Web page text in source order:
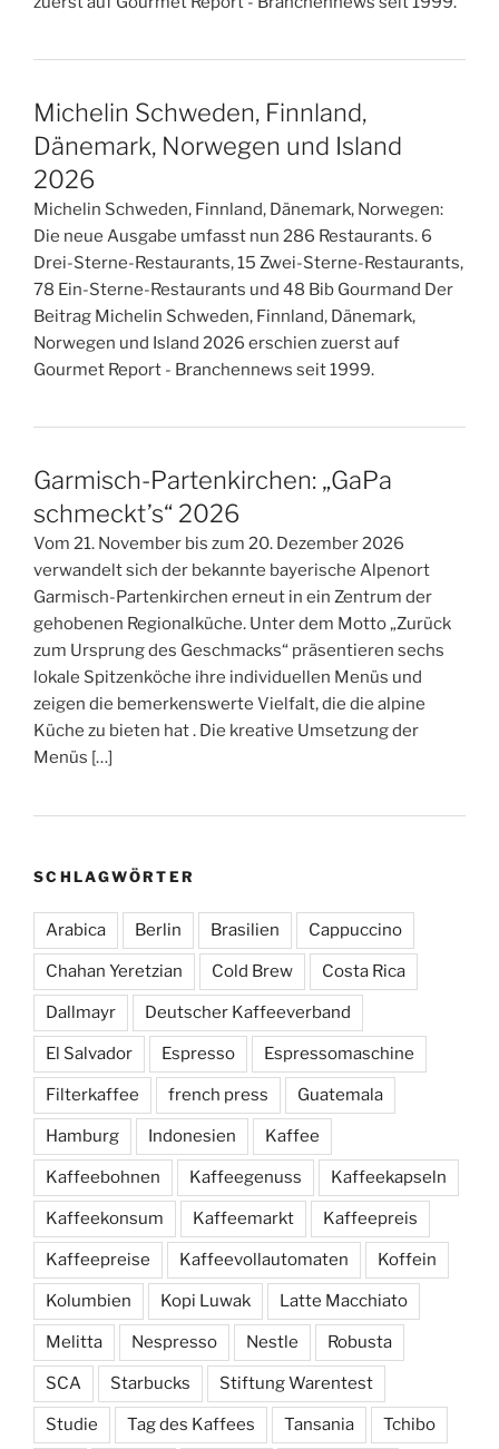
Michelin Schweden, Finnland,
Dänemark, Norwegen und Island
2026
Michelin Schweden, Finnland, Dänemark, Norwegen:
Die neue Ausgabe umfasst nun 286 Restaurants. 6
Drei-Sterne-Restaurants, 15 Zwei-Sterne-Restaurants,
78 Ein-Sterne-Restaurants und 48 Bib Gourmand Der
Beitrag Michelin Schweden, Finnland, Dänemark,
Norwegen und Island 2026 erschien zuerst auf
Gourmet Report - Branchennews seit 1999.
Garmisch-Partenkirchen: „GaPa
schmeckt’s“ 2026
Vom 21. November bis zum 20. Dezember 2026
verwandelt sich der bekannte bayerische Alpenort
Garmisch-Partenkirchen erneut in ein Zentrum der
gehobenen Regionalküche. Unter dem Motto „Zurück
zum Ursprung des Geschmacks“ präsentieren sechs
lokale Spitzenköche ihre individuellen Menüs und
zeigen die bemerkenswerte Vielfalt, die die alpine
Küche zu bieten hat . Die kreative Umsetzung der
Menüs […]
SCHLAGWÖRTER
Arabica Berlin Brasilien Cappuccino
Chahan Yeretzian Cold Brew Costa Rica
Dallmayr Deutscher Kaffeeverband
El Salvador Espresso Espressomaschine
Filterkaffee french press Guatemala
Hamburg Indonesien Kaffee
Kaffeebohnen Kaffeegenuss Kaffeekapseln
Kaffeekonsum Kaffeemarkt Kaffeepreis
Kaffeepreise Kaffeevollautomaten Koffein
Kolumbien Kopi Luwak Latte Macchiato
Melitta Nespresso Nestle Robusta
SCA Starbucks Stiftung Warentest
Studie Tag des Kaffees Tansania Tchibo